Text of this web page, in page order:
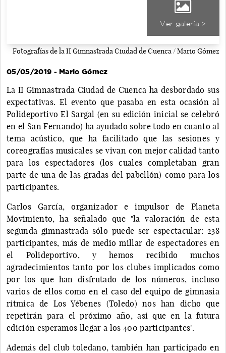
Ver galería >
Fotografías de la II Gimnastrada Ciudad de Cuenca / Mario Gómez
05/05/2019 - Mario Gómez
La II Gimnastrada Ciudad de Cuenca ha desbordado sus
expectativas. El evento que pasaba en esta ocasión al
Polideportivo El Sargal (en su edición inicial se celebró
en el San Fernando) ha ayudado sobre todo en cuanto al
tema acústico, que ha facilitado que las sesiones y
coreografías musicales se vivan con mejor calidad tanto
para los espectadores (los cuales completaban gran
parte de una de las gradas del pabellón) como para los
participantes.
Carlos García, organizador e impulsor de Planeta
Movimiento, ha señalado que "la valoración de esta
segunda gimnastrada sólo puede ser espectacular: 238
participantes, más de medio millar de espectadores en
el Polideportivo, y hemos recibido muchos
agradecimientos tanto por los clubes implicados como
por los que han disfrutado de los números, incluso
varios de ellos como en el caso del equipo de gimnasia
rítmica de Los Yébenes (Toledo) nos han dicho que
repetirán para el próximo año, asi que en la futura
edición esperamos llegar a los 400 participantes".
Además del club toledano, también han participado en